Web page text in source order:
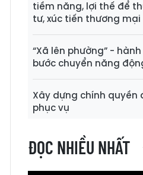
tiềm năng, lợi thế để
tư, xúc tiến thương mại
“Xã lên phường” -
bước chuyển năng
Xây dựng chính quyền
phục vụ
ĐỌC NHIỀU NHẤT